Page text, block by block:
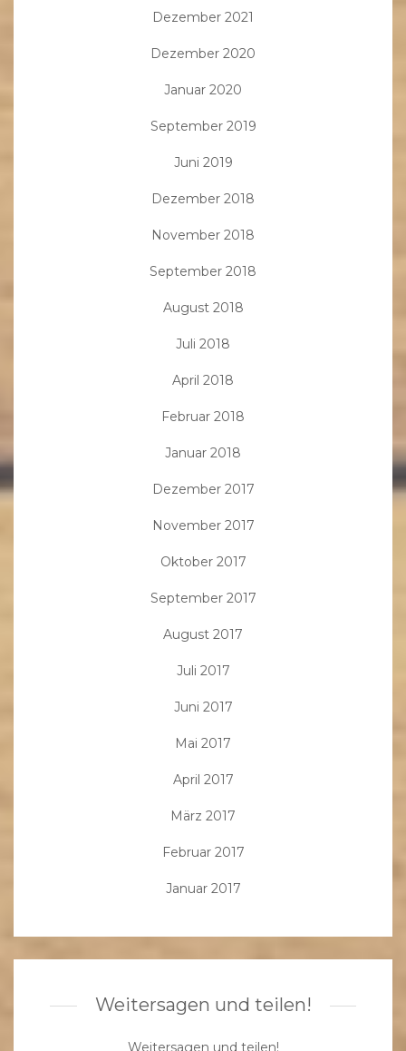
Dezember 2021
Dezember 2020
Januar 2020
September 2019
Juni 2019
Dezember 2018
November 2018
September 2018
August 2018
Juli 2018
April 2018
Februar 2018
Januar 2018
Dezember 2017
November 2017
Oktober 2017
September 2017
August 2017
Juli 2017
Juni 2017
Mai 2017
April 2017
März 2017
Februar 2017
Januar 2017
Weitersagen und teilen!
Weitersagen und teilen!